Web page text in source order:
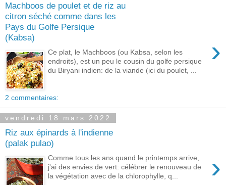
Machboos de poulet et de riz au
citron séché comme dans les
Pays du Golfe Persique
(Kabsa)
›
Ce plat, le Machboos (ou Kabsa, selon les
endroits), est un peu le cousin du golfe persique
du Biryani indien: de la viande (ici du poulet, ...
2 commentaires:
vendredi 18 mars 2022
Riz aux épinards à l'indienne
(palak pulao)
›
Comme tous les ans quand le printemps arrive,
j'ai des envies de vert: célébrer le renouveau de
la végétation avec de la chlorophylle, q...